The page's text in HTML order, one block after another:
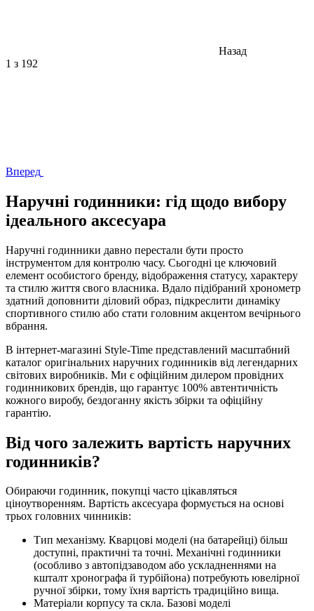
Назад
1 з 192
Вперед
Наручні годинники: гід щодо вибору
ідеального аксесуара
Наручні годинники давно перестали бути просто
інструментом для контролю часу. Сьогодні це ключовий
елемент особистого бренду, відображення статусу, характеру
та стилю життя свого власника. Вдало підібраний хронометр
здатний доповнити діловий образ, підкреслити динаміку
спортивного стилю або стати головним акцентом вечірнього
вбрання.
В інтернет-магазині Style-Time представлений масштабний
каталог оригінальних наручних годинників від легендарних
світових виробників. Ми є офіційним дилером провідних
годинникових брендів, що гарантує 100% автентичність
кожного виробу, бездоганну якість збірки та офіційну
гарантію.
Від чого залежить вартість наручних
годинників?
Обираючи годинник, покупці часто цікавляться
ціноутворенням. Вартість аксесуара формується на основі
трьох головних чинників:
Тип механізму. Кварцові моделі (на батарейці) більш
доступні, практичні та точні. Механічні годинники
(особливо з автопідзаводом або ускладненнями на
кшталт хронографа й турбійона) потребують ювелірної
ручної збірки, тому їхня вартість традиційно вища.
Матеріали корпусу та скла. Базові моделі